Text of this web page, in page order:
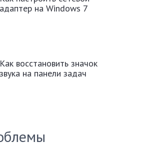
адаптер на Windows 7
Как восстановить значок
звука на панели задач